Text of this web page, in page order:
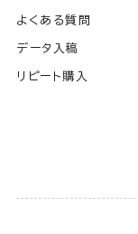
よくある質問
データ入稿
リピート購入